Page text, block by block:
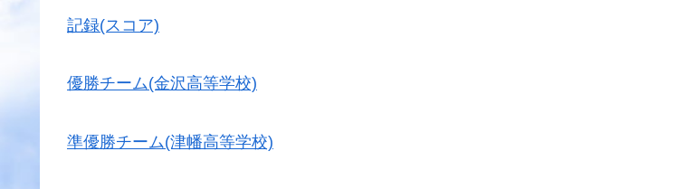
記録(スコア)
優勝チーム(金沢高等学校)
準優勝チーム(津幡高等学校)